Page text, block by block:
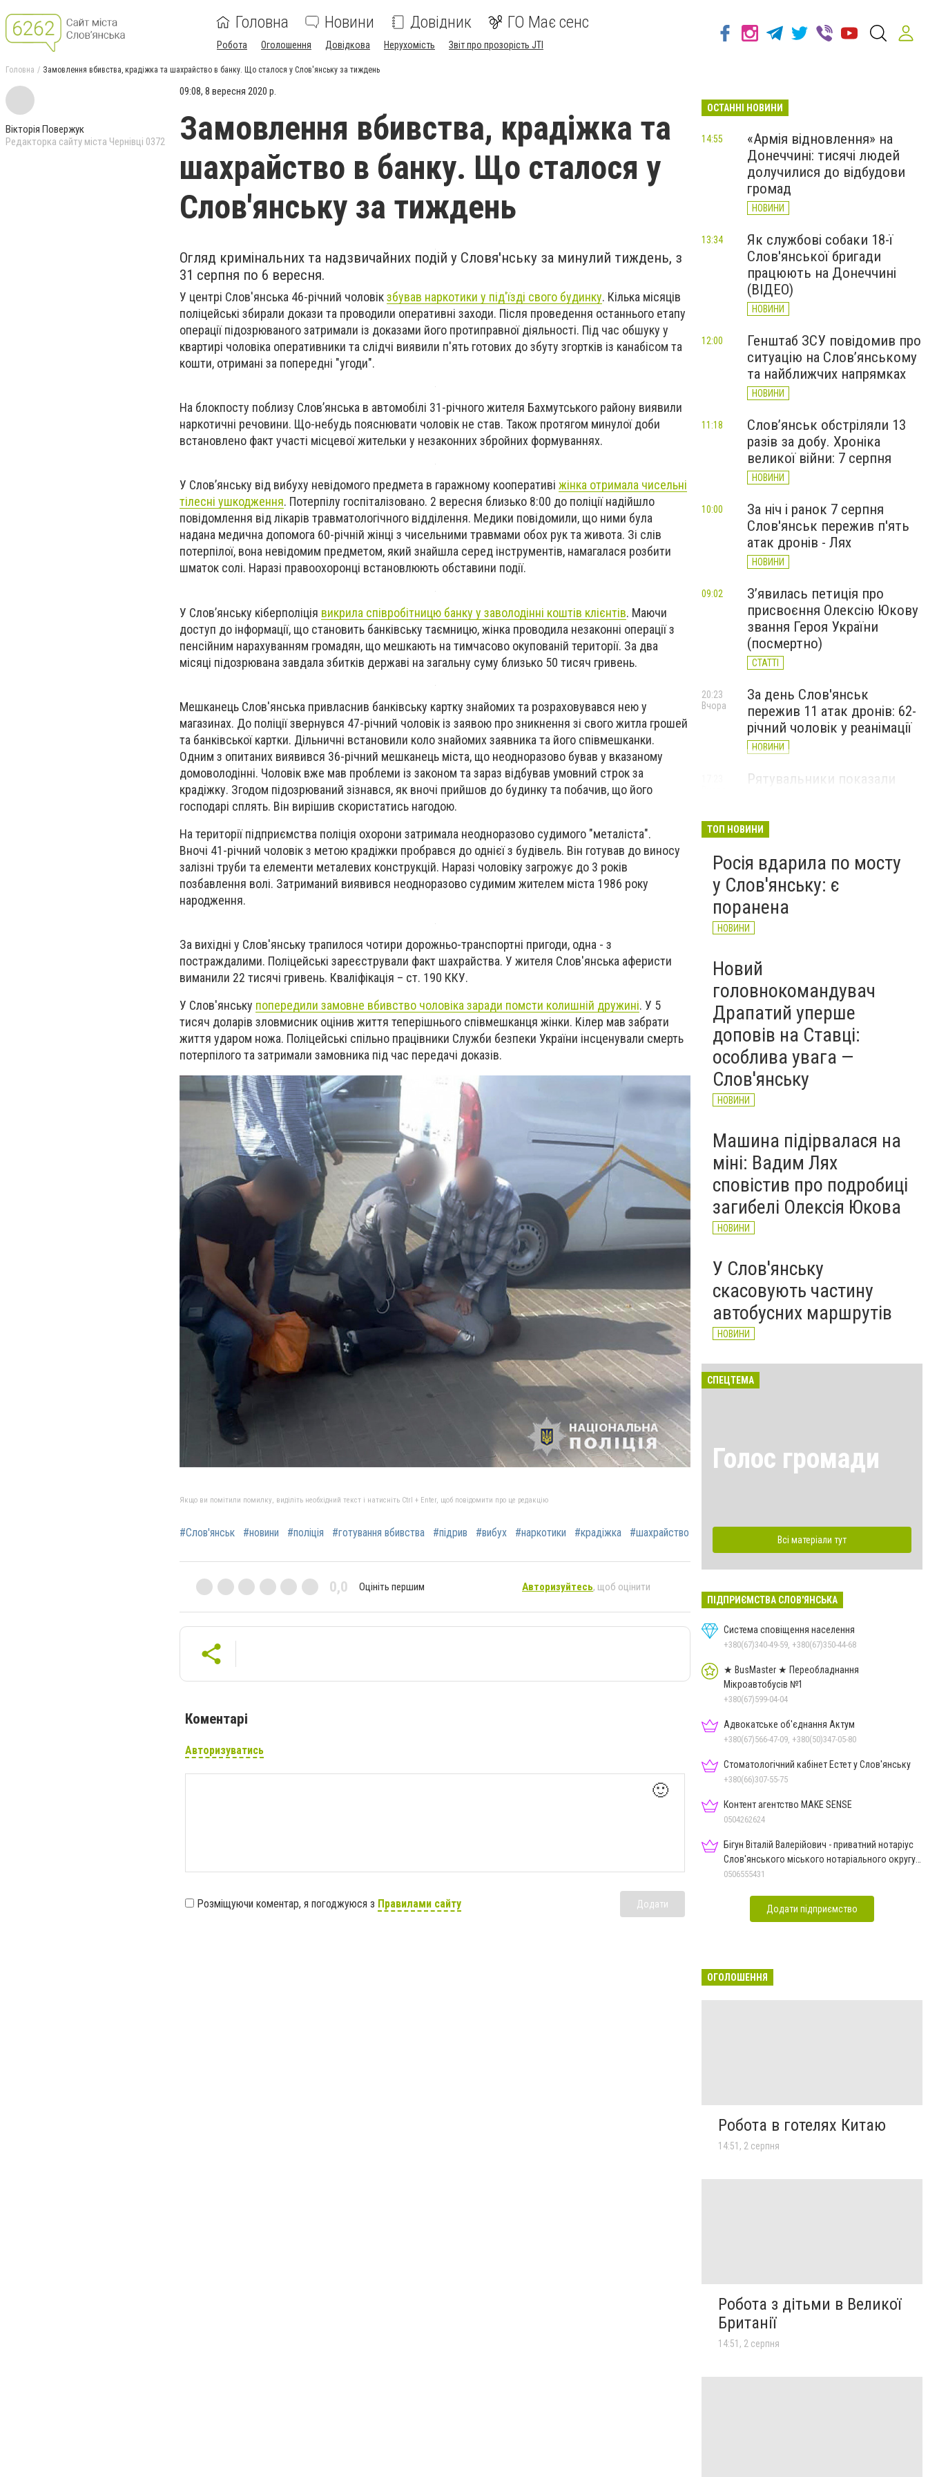
Головна Новини Довідник ГО Має сенс
Робота Оголошення Довідкова Нерухомість Звіт про прозорість JTI
Головна Замовлення вбивства, крадіжка та шахрайство в банку. Що сталося у Слов'янську за тиждень
Вікторія Повержук
Редакторка сайту міста Чернівці 0372
09:08, 8 вересня 2020 р.
Замовлення вбивства, крадіжка та
шахрайство в банку. Що сталося у
Слов'янську за тиждень
Огляд кримінальних та надзвичайних подій у Словя'нську за минулий тиждень, з
31 серпня по 6 вересня.
У центрі Слов'янська 46-річний чоловікзбував наркотики у під'їзді свого будинку. Кілька місяців
поліцейські збирали докази та проводили оперативні заходи. Після проведення останнього етапу
операції підозрюваного затримали із доказами його протиправної діяльності. Під час обшуку у
квартирі чоловіка оперативники та слідчі виявили п'ять готових до збуту згортків із канабісом та
кошти, отримані за попередні "угоди".
На блокпосту поблизу Слов’янська в автомобілі 31-річного жителя Бахмутського району виявили
наркотичні речовини. Що-небудь пояснювати чоловік не став. Також протягом минулої доби
встановлено факт участі місцевої жительки у незаконних збройних формуваннях.
У Слов’янську від вибуху невідомого предмета в гаражному кооперативі жінка отримала чисельні
тілесні ушкодження. Потерпілу госпіталізовано. 2 вересня близько 8:00 до поліції надійшло
повідомлення від лікарів травматологічного відділення. Медики повідомили, що ними була
надана медична допомога 60-річній жінці з чисельними травмами обох рук та живота. Зі слів
потерпілої, вона невідомим предметом, який знайшла серед інструментів, намагалася розбити
шматок солі. Наразі правоохоронці встановлюють обставини події.
У Слов’янську кіберполіція викрила співробітницю банку у заволодінні коштів клієнтів. Маючи
доступ до інформації, що становить банківську таємницю, жінка проводила незаконні операції з
пенсійним нарахуванням громадян, що мешкають на тимчасово окупованій території. За два
місяці підозрювана завдала збитків державі на загальну суму близько 50 тисяч гривень.
Мешканець Слов'янська привласнив банківську картку знайомих та розраховувався нею у
магазинах. До поліції звернувся 47-річний чоловік із заявою про зникнення зі свого житла грошей
та банківської картки. Дільничні встановили коло знайомих заявника та його співмешканки.
Одним з опитаних виявився 36-річний мешканець міста, що неодноразово бував у вказаному
домоволодінні. Чоловік вже мав проблеми із законом та зараз відбував умовний строк за
крадіжку. Згодом підозрюваний зізнався, як вночі прийшов до будинку та побачив, що його
господарі сплять. Він вирішив скористатись нагодою.
На території підприємства поліція охорони затримала неодноразово судимого "металіста".
Вночі 41-річний чоловік з метою крадіжки пробрався до однієї з будівель. Він готував до виносу
залізні труби та елементи металевих конструкцій. Наразі чоловіку загрожує до 3 років
позбавлення волі. Затриманий виявився неодноразово судимим жителем міста 1986 року
народження.
За вихідні у Слов'янську трапилося чотири дорожньо-транспортні пригоди, одна - з
постраждалими. Поліцейські зареєстрували факт шахрайства. У жителя Слов'янська аферисти
виманили 22 тисячі гривень. Кваліфікація – ст. 190 ККУ.
У Слов'янську попередили замовне вбивство чоловіка заради помсти колишній дружині. У 5
тисяч доларів зловмисник оцінив життя теперішнього співмешканця жінки. Кілер мав забрати
життя ударом ножа. Поліцейські спільно працівники Служби безпеки України інсценували смерть
потерпілого та затримали замовника під час передачі доказів.
Якщо ви помітили помилку, виділіть необхідний текст і натисніть Ctrl + Enter, щоб повідомити про це редакцію
#Слов'янськ #новини #поліція #готування вбивства #підрив #вибух #наркотики #крадіжка #шахрайство
0,0 Оцініть першим Авторизуйтесь, щоб оцінити
Коментарі
Авторизуватись
🙂
Розміщуючи коментар, я погоджуюся з Правилами сайту Додати
ОСТАННІ НОВИНИ
«Армія відновлення» на
Донеччині: тисячі людей
долучилися до відбудови
громад
НОВИНИ
14:55
Як службові собаки 18-ї
Слов'янської бригади
працюють на Донеччині
(ВІДЕО)
НОВИНИ
13:34
Генштаб ЗСУ повідомив про
ситуацію на Слов’янському
та найближчих напрямках
НОВИНИ
12:00
Слов’янськ обстріляли 13
разів за добу. Хроніка
великої війни: 7 серпня
НОВИНИ
11:18
За ніч і ранок 7 серпня
Слов'янськ пережив п'ять
атак дронів - Лях
НОВИНИ
10:00
З’явилась петиція про
присвоєння Олексію Юкову
звання Героя України
(посмертно)
СТАТТІ
09:02
За день Слов'янськ
пережив 11 атак дронів: 62-
річний чоловік у реанімації
НОВИНИ
20:23
Вчора
Рятувальники показали
НОВИНИ
ТОП НОВИНИ
Росія вдарила по мосту
у Слов'янську: є
поранена
НОВИНИ
Новий
головнокомандувач
Драпатий уперше
доповів на Ставці:
особлива увага —
Слов'янську
НОВИНИ
Машина підірвалася на
міні: Вадим Лях
сповістив про подробиці
загибелі Олексія Юкова
НОВИНИ
У Слов'янську
скасовують частину
автобусних маршрутів
НОВИНИ
СПЕЦТЕМА
Голос громади
Всі матеріали тут
ПІДПРИЄМСТВА СЛОВ'ЯНСЬКА
Система сповіщення населення
+380(67)340-49-59, +380(67)350-44-68
★ BusMaster ★ Переобладнання
Мікроавтобусів №1
+380(67)599-04-04
Адвокатське об'єднання Актум
+380(67)566-47-09, +380(50)347-05-80
Стоматологічний кабінет Естет у Слов'янську
+380(66)307-55-75
Контент агентство MAKE SENSE
0504262624
Бігун Віталій Валерійович - приватний нотаріус
Слов'янського міського нотаріального округу
Дон.обл.
0506555431
Додати підприємство
ОГОЛОШЕННЯ
Робота в готелях Китаю
14:51, 2 серпня
Робота з дітьми в Великої
Британії
14:51, 2 серпня